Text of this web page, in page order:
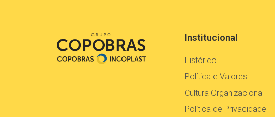
Institucional
Histórico
Política e Valores
Cultura Organizacional
Política de Privacidade